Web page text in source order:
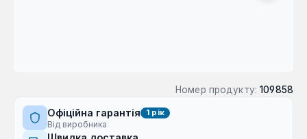
Номер продукту: 109858
Офіційна гарантія 1 рік
Від виробника